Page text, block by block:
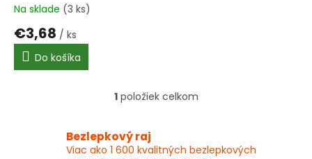
Na sklade (3 ks)
€3,68 / ks
Do košíka
O
á
d
1položiek celkom
Bezlepkový raj
Viac ako 1 600 kvalitných bezlepkových